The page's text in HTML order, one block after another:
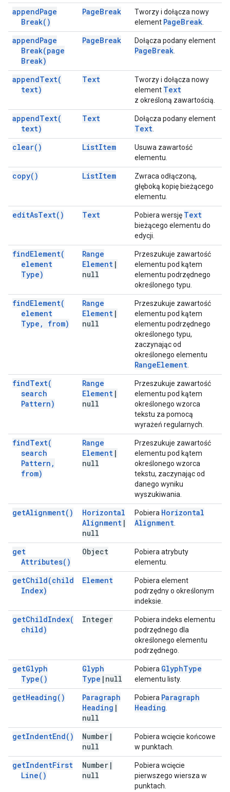
appendPage
Break( )
PageBreak
Tworzy i dołącza nowy
element PageBreak
appendPage
Break(page
Break)
PageBreak Dołącza podany element
PageBreak
appendText(
text)
Text
Tworzy i dołącza nowy
element Text
z określoną zawartością.
appendText(
text)
Text Dołącza podany element
Text
clear( ) ListItem
Usuwa zawartość
elementu.
copy( ) ListItem
Zwraca odłączoną,
głęboką kopię bieżącego
elementu.
editAsText( ) Text Pobiera wersję Text
bieżącego elementu do
edycji.
findElement(
element
Type)
Range
Element |
null
Przeszukuje zawartość
elementu pod kątem
elementu podrzędnego
określonego typu.
findElement(
element
Type , from)
Range
Element |
null
Przeszukuje zawartość
elementu pod kątem
elementu podrzędnego
określonego typu,
zaczynając od
określonego elementu
RangeElement
findText(
search
Pattern)
Range
Element |
null
Przeszukuje zawartość
elementu pod kątem
określonego wzorca
tekstu za pomocą
wyrażeń regularnych.
findText(
search
Pattern ,
from)
Range
Element |
null
Przeszukuje zawartość
elementu pod kątem
określonego wzorca
tekstu, zaczynając od
danego wyniku
wyszukiwania.
getAlignment( )
Horizontal
Alignment |
null
Pobiera Horizontal
Alignment
get
Attributes( )
Object
Pobiera atrybuty
elementu.
getChild(child
Index)
Element
Pobiera element
podrzędny o określonym
indeksie.
getChildIndex(
child)
Integer
Pobiera indeks elementu
podrzędnego dla
określonego elementu
podrzędnego.
getGlyph
Type( )
Glyph
Type | null
Pobiera GlyphType
elementu listy.
getHeading( )
Paragraph
Heading |
null
Pobiera Paragraph
Heading
getIndentEnd( ) Number |
null
Pobiera wcięcie końcowe
w punktach.
getIndentFirst
Line( )
Number |
null
Pobiera wcięcie
pierwszego wiersza w
punktach.